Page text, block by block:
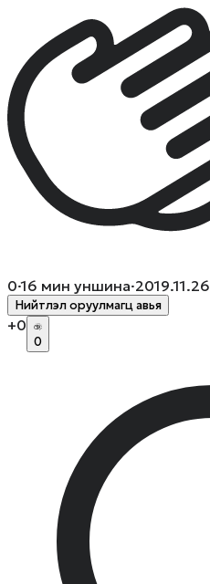
0·16 мин уншина·2019.11.26
Нийтлэл оруулмагц авья
+0
0